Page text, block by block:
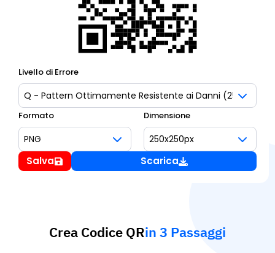
Livello di Errore
Formato Dimensione
Salva Scarica
Crea Codice QRin 3 Passaggi